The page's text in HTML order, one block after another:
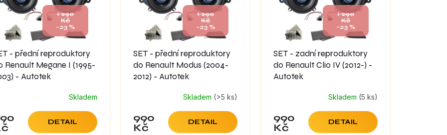
1 290
Kč
–23 %
- přední reproduktory
Renault Megane I (1995-
- Autotek
Skladem
DETAIL
1 290
Kč
–23 %
SET - přední reproduktory
do Renault Modus (2004-
2012) - Autotek
Skladem (>5 ks)
990
Kč
DETAIL
1 290
Kč
–23 %
SET - zadní reproduktory
do Renault Clio IV (2012-) -
Autotek
Skladem (5 ks)
990
Kč
DETAIL